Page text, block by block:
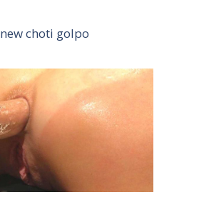
new choti golpo